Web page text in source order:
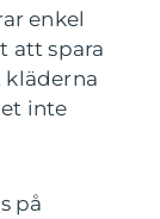
enkel
att spara
kläderna
inte
på